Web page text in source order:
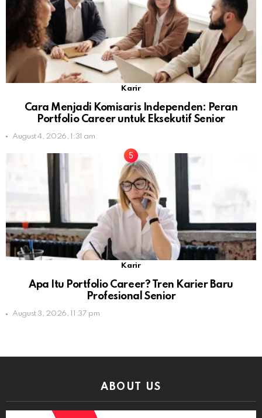
Karir
Cara Menjadi Komisaris Independen: Peran
Portfolio Career untuk Eksekutif Senior
August 4, 2026, 1:31 am
Karir
Apa Itu Portfolio Career? Tren Karier Baru
Profesional Senior
August 3, 2026, 11:37 pm
ABOUT US